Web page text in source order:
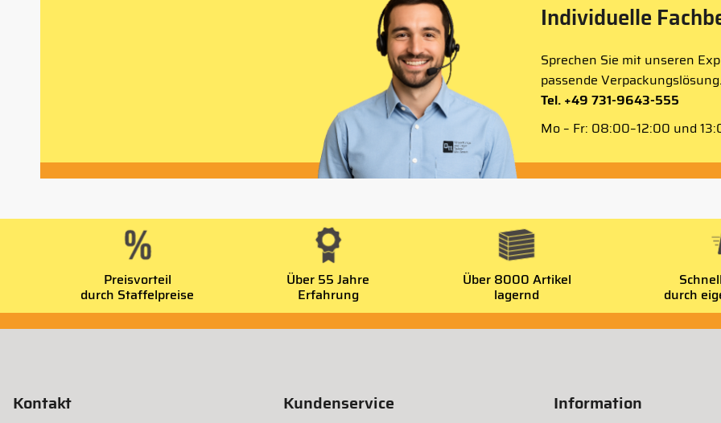
Individuelle
Sprechen Sie mit unseren
passende
Tel. +49 731-9643-555
Mo – Fr: 08:00–12:00 und
Preisvorteil
durch Staffelpreise
Über 55 Jahre
Erfahrung
Über 8000 Artikel
lagernd durch
Kontakt Kundenservice Information